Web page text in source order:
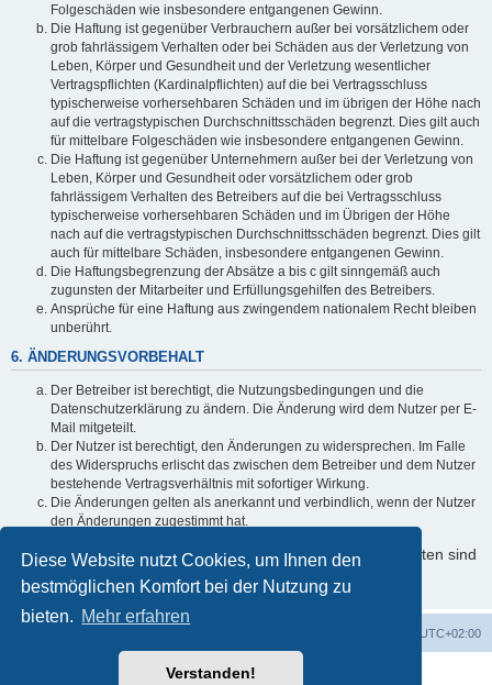
Diese Website nutzt Cookies, um Ihnen den
bestmöglichen Komfort bei der Nutzung zu
bieten. Mehr erfahren
Verstanden!
Folgeschäden wie insbesondere entgangenen Gewinn.
Die Haftung ist gegenüber Verbrauchern außer bei vorsätzlichem oder
grob fahrlässigem Verhalten oder bei Schäden aus der Verletzung von
Leben, Körper und Gesundheit und der Verletzung wesentlicher
Vertragspflichten (Kardinalpflichten) auf die bei Vertragsschluss
typischerweise vorhersehbaren Schäden und im übrigen der Höhe nach
auf die vertragstypischen Durchschnittsschäden begrenzt. Dies gilt auch
für mittelbare Folgeschäden wie insbesondere entgangenen Gewinn.
Die Haftung ist gegenüber Unternehmern außer bei der Verletzung von
Leben, Körper und Gesundheit oder vorsätzlichem oder grob
fahrlässigem Verhalten des Betreibers auf die bei Vertragsschluss
typischerweise vorhersehbaren Schäden und im Übrigen der Höhe
nach auf die vertragstypischen Durchschnittsschäden begrenzt. Dies gilt
auch für mittelbare Schäden, insbesondere entgangenen Gewinn.
Die Haftungsbegrenzung der Absätze a bis c gilt sinngemäß auch
zugunsten der Mitarbeiter und Erfüllungsgehilfen des Betreibers.
Ansprüche für eine Haftung aus zwingendem nationalem Recht bleiben
unberührt.
6. ÄNDERUNGSVORBEHALT
Der Betreiber ist berechtigt, die Nutzungsbedingungen und die
Datenschutzerklärung zu ändern. Die Änderung wird dem Nutzer per E-
Mail mitgeteilt.
Der Nutzer ist berechtigt, den Änderungen zu widersprechen. Im Falle
des Widerspruchs erlischt das zwischen dem Betreiber und dem Nutzer
bestehende Vertragsverhältnis mit sofortiger Wirkung.
Die Änderungen gelten als anerkannt und verbindlich, wenn der Nutzer
den Änderungen zugestimmt hat.
Informationen über den Umgang mit Ihren persönlichen Daten sind
in der Datenschutzerklärung enthalten.
UTC+02:00
Powered byphpBB® Forum Software © phpBB Limited